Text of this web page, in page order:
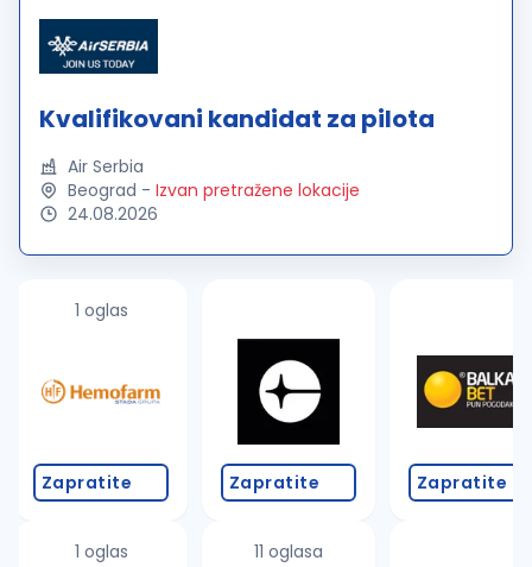
Kvalifikovani kandidat za pilota
Air Serbia
Beograd - Izvan pretražene lokacije
24.08.2026
1 oglas
Zapratite
1 oglas
Zapratite
11 oglasa
Zapratite